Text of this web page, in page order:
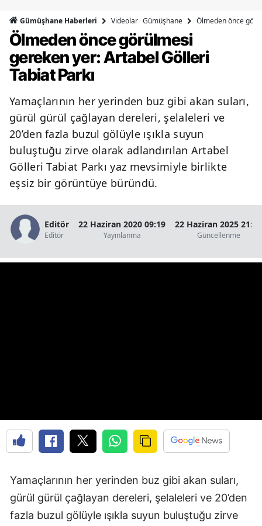
Bingöl
Bitlis
Burdur
Bursa
Çanakkale
Çankırı
Çorum
Denizli
Giresun
Gümüşhane
Hatay
Isparta
Gümüşhane Haberleri Videolar Gümüşhane Ölmeden önce
Ölmeden önce görülmesi
gereken yer: Artabel Gölleri
Tabiat Parkı
Yamaçlarının her yerinden buz gibi akan suları,
gürül gürül çağlayan dereleri, şelaleleri ve
20’den fazla buzul gölüyle ışıkla suyun
buluştuğu zirve olarak adlandırılan Artabel
Gölleri Tabiat Parkı yaz mevsimiyle birlikte
eşsiz bir görüntüye büründü.
Editör
Editör
22 Haziran 2020 09:19
Yayınlanma
22 Haziran 2025 21:49
Güncellenme
Yamaçlarının her yerinden buz gibi akan suları,
gürül gürül çağlayan dereleri, şelaleleri ve 20’den
fazla buzul gölüyle ışıkla suyun buluştuğu zirve